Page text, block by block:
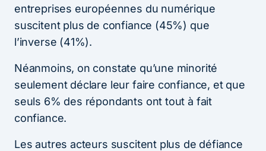
entreprises européennes du numérique
suscitent plus de confiance (45%) que
l’inverse (41%).
Néanmoins, on constate qu’une minorité
seulement déclare leur faire confiance, et que
seuls 6% des répondants ont tout à fait
confiance.
Les autres acteurs suscitent plus de défiance